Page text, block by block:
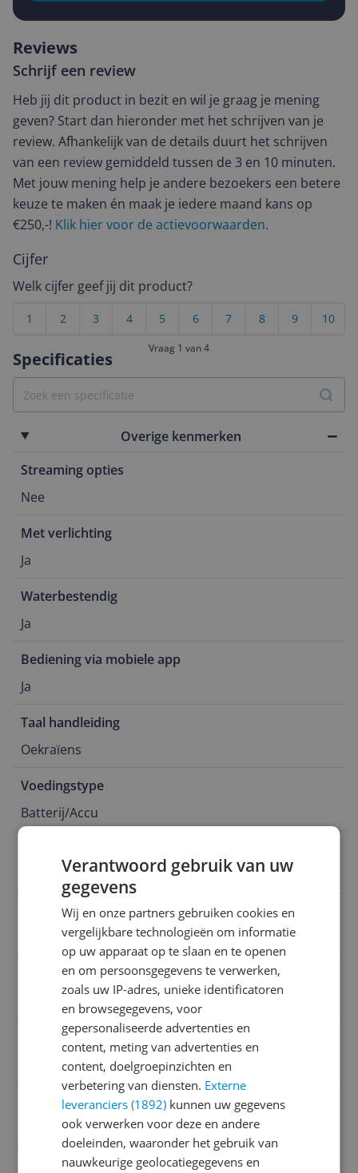
Specificaties
Overige kenmerken
Streaming opties
Nee
Met verlichting
Ja
Waterbestendig
Ja
Bediening via mobiele app
Ja
Taal handleiding
Oekraïens
Voedingstype
Batterij/Accu
Aantal meegeleverde accu's/batterijen
Maximale batterijduur
MPN (Manufacturer Part Number)
JBLGRIPSQUAD
Smart Home basisstation
Verpakkingsinhoud
Reviews
Schrijf een review
Heb jij dit product in bezit en wil je graag je mening
geven? Start dan hieronder met het schrijven van je
review. Afhankelijk van de details duurt het schrijven
van een review gemiddeld tussen de 3 en 10 minuten.
Met jouw mening help je andere bezoekers een betere
keuze te maken én maak je iedere maand kans op
€250,-! Klik hier voor de actievoorwaarden.
Cijfer
Welk cijfer geef jij dit product?
10
9
8
7
6
5
4
3
2
1
Vraag 1 van 4
Verantwoord gebruik van uw
gegevens
Wij en onze partners gebruiken cookies en
vergelijkbare technologieën om informatie
op uw apparaat op te slaan en te openen
en om persoonsgegevens te verwerken,
zoals uw IP-adres, unieke identificatoren
en browsegegevens, voor
gepersonaliseerde advertenties en
content, meting van advertenties en
content, doelgroepinzichten en
verbetering van diensten. Externe
leveranciers (1892) kunnen uw gegevens
ook verwerken voor deze en andere
doeleinden, waaronder het gebruik van
nauwkeurige geolocatiegegevens en